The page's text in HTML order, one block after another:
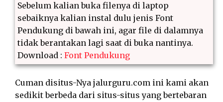
Sebelum kalian buka filenya di laptop
sebaiknya kalian instal dulu jenis Font
Pendukung di bawah ini, agar file di dalamnya
tidak berantakan lagi saat di buka nantinya.
Download : Font Pendukung
Cuman disitus-Nya jalurguru.com ini kami akan
sedikit berbeda dari situs-situs yang bertebaran